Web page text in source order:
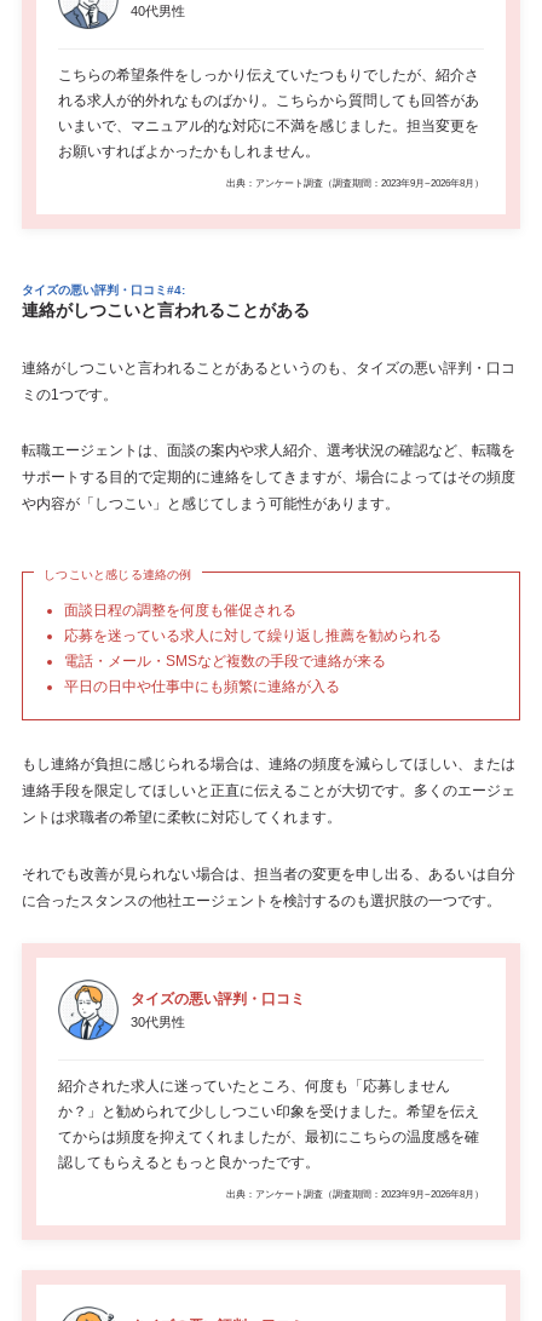
40代男性
こちらの希望条件をしっかり伝えていたつもりでしたが、紹介さ
れる求人が的外れなものばかり。こちらから質問しても回答があ
いまいで、マニュアル的な対応に不満を感じました。担当変更を
お願いすればよかったかもしれません。
出典：アンケート調査（調査期間：2023年9月~2026年8月）
タイズの悪い評判・口コミ#4:
連絡がしつこいと言われることがある
連絡がしつこいと言われることがあるというのも、タイズの悪い評判・口コ
ミの1つです。
転職エージェントは、面談の案内や求人紹介、選考状況の確認など、転職を
サポートする目的で定期的に連絡をしてきますが、場合によってはその頻度
や内容が「しつこい」と感じてしまう可能性があります。
しつこいと感じる連絡の例
面談日程の調整を何度も催促される
応募を迷っている求人に対して繰り返し推薦を勧められる
電話・メール・SMSなど複数の手段で連絡が来る
平日の日中や仕事中にも頻繁に連絡が入る
もし連絡が負担に感じられる場合は、連絡の頻度を減らしてほしい、または
連絡手段を限定してほしいと正直に伝えることが大切です。多くのエージェ
ントは求職者の希望に柔軟に対応してくれます。
それでも改善が見られない場合は、担当者の変更を申し出る、あるいは自分
に合ったスタンスの他社エージェントを検討するのも選択肢の一つです。
タイズの悪い評判・口コミ
30代男性
紹介された求人に迷っていたところ、何度も「応募しません
か？」と勧められて少ししつこい印象を受けました。希望を伝え
てからは頻度を抑えてくれましたが、最初にこちらの温度感を確
認してもらえるともっと良かったです。
出典：アンケート調査（調査期間：2023年9月~2026年8月）